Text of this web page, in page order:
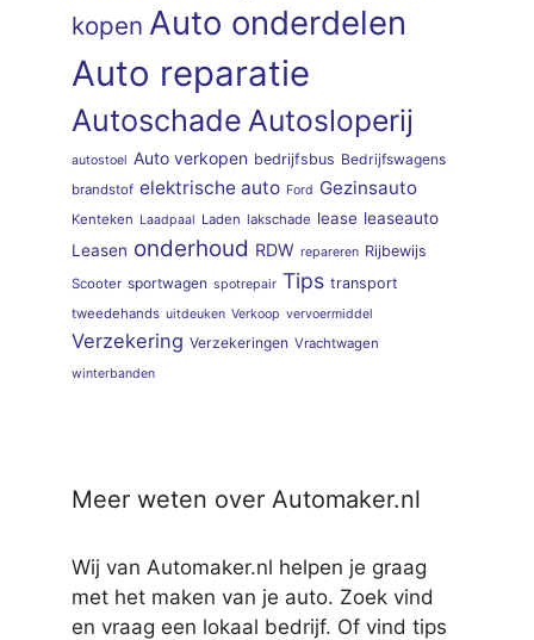
kopen Auto onderdelen
Auto reparatie
Autoschade Autosloperij
autostoel Auto verkopen bedrijfsbus Bedrijfswagens
brandstof elektrische auto Ford Gezinsauto
Kenteken Laadpaal Laden lakschade lease leaseauto
Leasen onderhoud RDW repareren Rijbewijs
Scooter sportwagen spotrepair Tips transport
tweedehands uitdeuken Verkoop vervoermiddel
Verzekering Verzekeringen Vrachtwagen
winterbanden
Meer weten over Automaker.nl
Wij van Automaker.nl helpen je graag
met het maken van je auto. Zoek vind
en vraag een lokaal bedrijf. Of vind tips